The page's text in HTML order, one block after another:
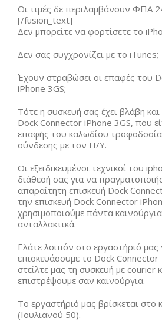
Οι τιμές δε περιλαμβάνουν ΦΠΑ
[/fusion_text]
Δεν μπορείτε να φορτίσετε το
Δεν σας συγχρονίζει με το iTunes;
Έχουν στραβώσει οι επαφές του
iPhone 3GS;
Τότε η συσκευή σας έχει βλάβη και
Dock Connector iPhone 3GS, που
επαφής του καλωδίου
σύνδεσης με τον Η/Υ.
Oι εξειδικευμένοι τεχνικοί του
διάθεσή σας για να
απαραίτητη επισκευή Dock
την επισκευή Dock Connector
χρησιμοποιούμε πάντα
ανταλλακτικά.
Ελάτε λοιπόν στο εργαστήριό μας
επισκευάσουμε το Dock Connector
στείλτε μας τη συσκευή με courier
επιστρέψουμε σαν καινούργια.
Το εργαστήριό μας βρίσκεται στο
(Ιουλιανού 50).